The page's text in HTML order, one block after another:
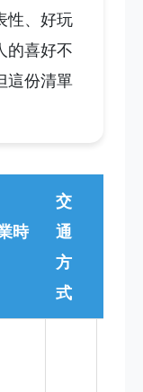
性、好玩
的喜好不
這份清單
時
交
通
方
式